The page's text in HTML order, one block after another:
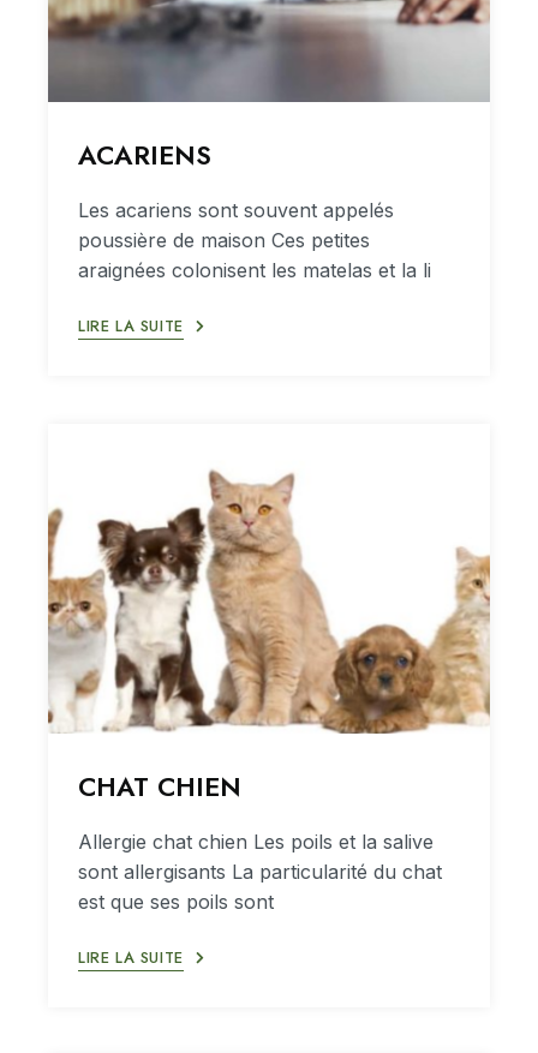
ACARIENS
Les acariens sont souvent appelés
poussière de maison Ces petites
araignées colonisent les matelas et la li
LIRE LA SUITE
CHAT CHIEN
Allergie chat chien Les poils et la salive
sont allergisants La particularité du chat
est que ses poils sont
LIRE LA SUITE